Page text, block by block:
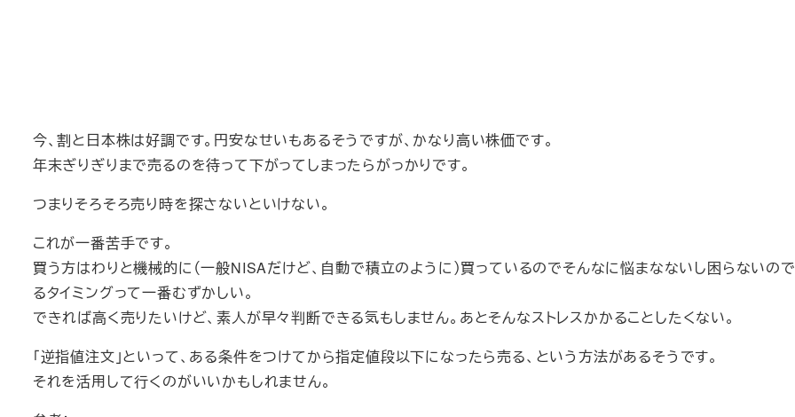
今、割と日本株は好調です。円安なせいもあるそうですが、かなり高い株価です。
年末ぎりぎりまで売るのを待って下がってしまったらがっかりです。
つまりそろそろ売り時を探さないといけない。
これが一番苦手です。
買う方はわりと機械的に（一般NISAだけど、自動で積立のように）買っているのでそんなに悩まなないし困らないの
るタイミングって一番むずかしい。
できれば高く売りたいけど、素人が早々判断できる気もしません。あとそんなストレスかかることしたくない。
「逆指値注文」といって、ある条件をつけてから指定値段以下になったら売る、という方法があるそうです。
それを活用して行くのがいいかもしれません。